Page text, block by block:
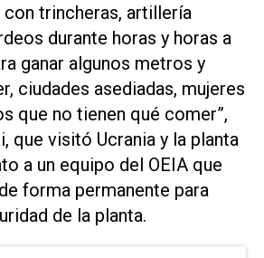
con trincheras, artillería
durante horas y horas a
ganar algunos metros y
ciudades asediadas, mujeres
que no tienen qué comer”,
que visitó Ucrania y la planta
a un equipo del OEIA que
forma permanente para
de la planta.